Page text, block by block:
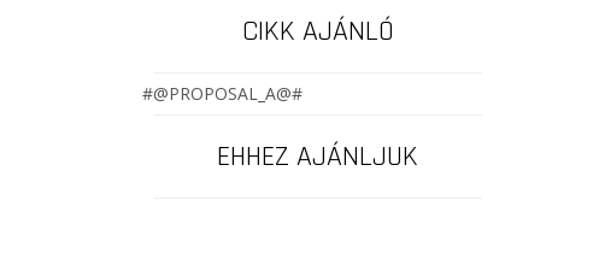
CIKK AJÁNLÓ
#@PROPOSAL_A@#
EHHEZ AJÁNLJUK